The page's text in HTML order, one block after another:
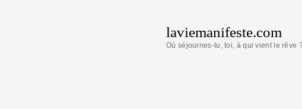
laviemanifeste.com
Où séjournes-tu, toi, à qui vient le rêve